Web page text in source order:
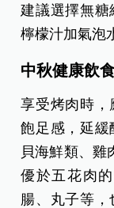
建議選擇無糖
檸檬汁加氣泡
中秋健康飲
享受烤肉時，
飽足感，延緩
貝海鮮類、雞
優於五花肉
腸、丸子等